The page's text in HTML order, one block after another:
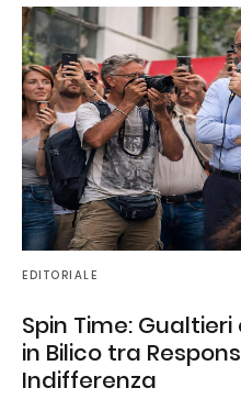
EDITORIALE
Spin Time:
in Bilico tra
Indifferenza